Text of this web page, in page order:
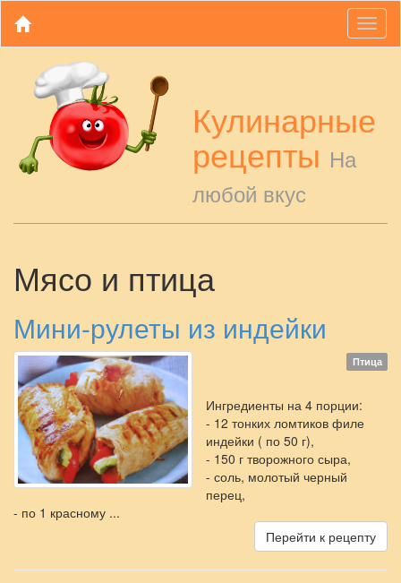
Кулинарные
рецепты На
любой вкус
Мясо и птица
Мини-рулеты из индейки
Птица
Ингредиенты на 4 порции:
- 12 тонких ломтиков филе
индейки ( по 50 г),
- 150 г творожного сыра,
- соль, молотый черный
перец,
- по 1 красному ...
Перейти к рецепту